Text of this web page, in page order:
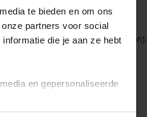
te bieden en om ons
partners voor social
die je aan ze hebt
en gepersonaliseerde
console for more information).